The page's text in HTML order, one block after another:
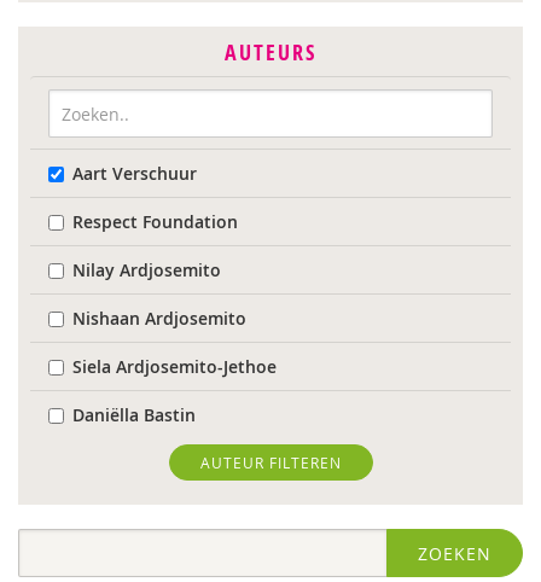
AUTEURS
Aart Verschuur
Respect Foundation
Nilay Ardjosemito
Nishaan Ardjosemito
Siela Ardjosemito-Jethoe
Daniëlla Bastin
Joyce Blauwhoff
Robbert Blokland
AUTEUR FILTEREN
ZOEKEN